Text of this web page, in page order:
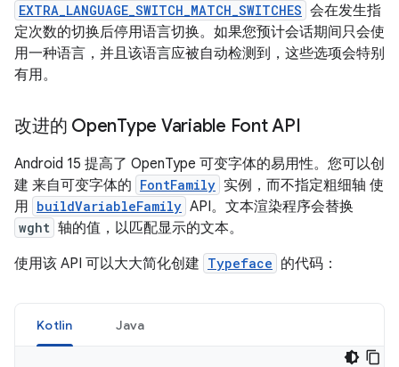
EXTRA_LANGUAGE_SWITCH_MATCH_SWITCHES 会在发生指
定次数的切换后停用语言切换。如果您预计会话期间只会使
用一种语言，并且该语言应被自动检测到，这些选项会特别
有用。
改进的 OpenType Variable Font API
Android 15 提高了 OpenType 可变字体的易用性。您可以创
建 来自可变字体的 FontFamily 实例，而不指定粗细轴 使
用 buildVariableFamily API。文本渲染程序会替换
wght 轴的值，以匹配显示的文本。
使用该 API 可以大大简化创建 Typeface 的代码：
Kotlin Java